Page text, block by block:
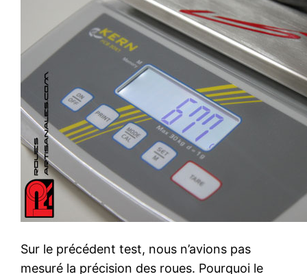
Sur le précédent test, nous n’avions pas
mesuré la précision des roues. Pourquoi le